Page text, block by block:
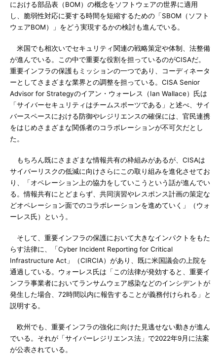
における部品表（BOM）の概念をソフトウェアの世界に適用
し、脆弱性対応に要する時間を短縮するための「SBOM（ソフト
ウェアBOM）」をどう実現するかの検討も進んでいる。
米国でも相次いでセキュリティ関連の戦略策定や体制、法整備
が進んでいる。この中で重要な役割を担っているのがCISAだ。
重要インフラの保護もミッションの一つであり、コーディネータ
ーとしてさまざまな業界との調整を担っている。CISA Senior
Advisor for Strategyのイアン・ウォーレス（Ian Wallace）氏は
「サイバーセキュリティはチームスポーツである」と述べ、サイ
バースペースにおける防御やレジリエンスの確保には、官民連携
をはじめさまざまな関係者のコラボレーションが不可欠だとし
た。
もちろん既にさまざまな情報共有の枠組みがあるが、CISAは
サイバーリスクの低減に向けさらにこの取り組みを進化させてお
り、「オペレーション上の協力をしていこうという話が進んでい
る。情報共有にとどまらず、共同演習やレスポンス計画の策定な
どオペレーション面でのコラボレーションを進めていく」（ウォ
ーレス氏）という。
そして、重要インフラの保護において大きなインパクトをもた
らす法律に、「Cyber Incident Reporting for Critical
Infrastructure Act」（CIRCIA）があり、既に米国議会の上院を
通過している。ウォーレス氏は「この法律が発効すると、重要イ
ンフラ事業者においてランサムウェア感染などのインシデントが
発生した場合、72時間以内に報告することが義務付けられる」と
説明する。
欧州でも、重要インフラの強化に向けた見逃せない動きが進ん
でいる。それが「サイバーレジリエンス法」で2022年9月に法案
が公表されている。